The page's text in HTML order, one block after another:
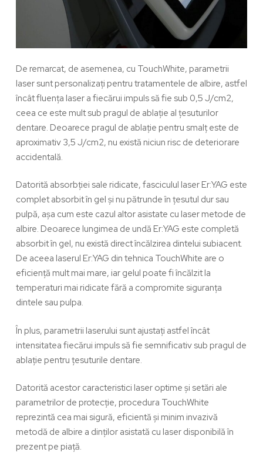
De remarcat, de asemenea, cu TouchWhite, parametrii
laser sunt personalizați pentru tratamentele de albire, astfel
încât fluența laser a fiecărui impuls să fie sub 0,5 J/cm2,
ceea ce este mult sub pragul de ablație al țesuturilor
dentare. Deoarece pragul de ablație pentru smalț este de
aproximativ 3,5 J/cm2, nu există niciun risc de deteriorare
accidentală.
Datorită absorbției sale ridicate, fasciculul laser Er:YAG este
complet absorbit în gel și nu pătrunde în țesutul dur sau
pulpă, așa cum este cazul altor asistate cu laser metode de
albire. Deoarece lungimea de undă Er:YAG este completă
absorbit în gel, nu există direct încălzirea dintelui subiacent.
De aceea laserul Er:YAG din tehnica TouchWhite are o
eficiență mult mai mare, iar gelul poate fi încălzit la
temperaturi mai ridicate fără a compromite siguranța
dintele sau pulpa.
În plus, parametrii laserului sunt ajustați astfel încât
intensitatea fiecărui impuls să fie semnificativ sub pragul de
ablație pentru țesuturile dentare.
Datorită acestor caracteristici laser optime și setări ale
parametrilor de protecție, procedura TouchWhite
reprezintă cea mai sigură, eficientă și minim invazivă
metodă de albire a dinților asistată cu laser disponibilă în
prezentpe piață.